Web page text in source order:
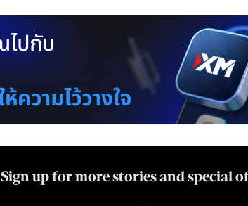
Sign up for more stories and special